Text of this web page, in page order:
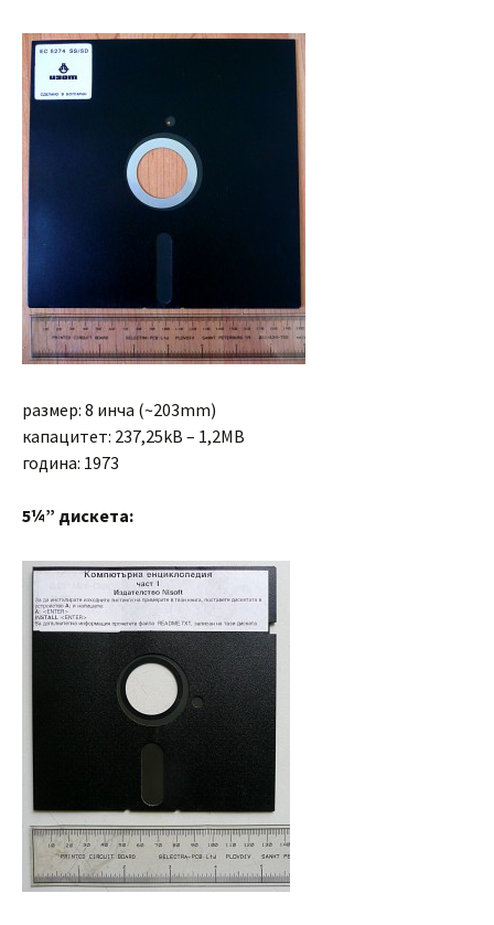
размер: 8 инча (~203mm)
капацитет: 237,25kB – 1,2MB
година: 1973
5¼” дискета: